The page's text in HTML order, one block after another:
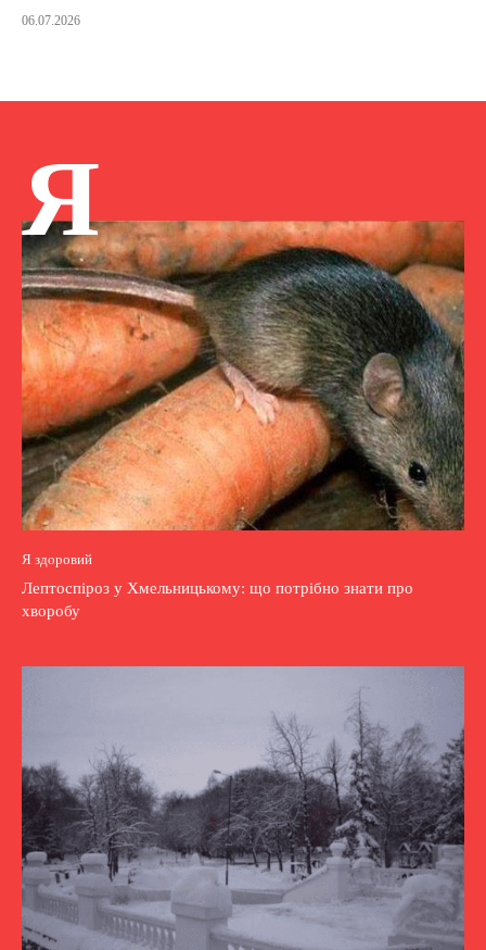
06.07.2026
Я
Я здоровий
Лептоспіроз у Хмельницькому: що потрібно знати про
хворобу